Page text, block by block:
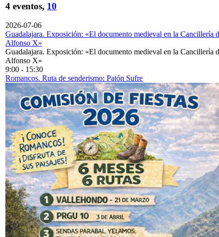
4 eventos, 10
2026-07-06
Guadalajara. Exposición: «El documento medieval en la Cancillería
Alfonso X»
Guadalajara. Exposición: «El documento medieval en la Cancillería
Alfonso X»
9:00 - 15:30
Romancos. Ruta de senderismo: Patón Sufre